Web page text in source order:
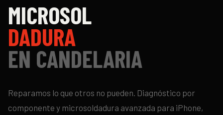
MICROSOL
DADURA
EN CANDELARIA
Reparamos lo que otros no pueden. Diagnóstico por
componente y microsoldadura avanzada para iPhone,